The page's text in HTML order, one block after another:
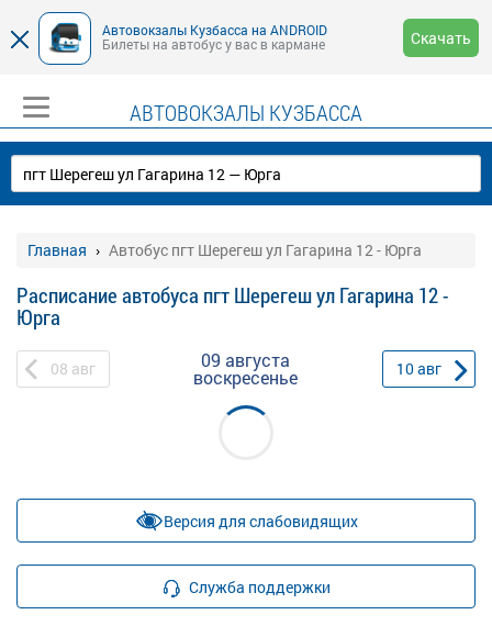
Автовокзалы Кузбасса на ANDROID
Билеты на автобус у вас в кармане
Скачать
АВТОВОКЗАЛЫ КУЗБАССА
Главная Автобус пгт Шерегеш ул Гагарина 12 - Юрга
Расписание автобуса пгт Шерегеш ул Гагарина 12 -
Юрга
08 авг 09 августа
воскресенье 10авг
Версия для слабовидящих
Служба поддержки